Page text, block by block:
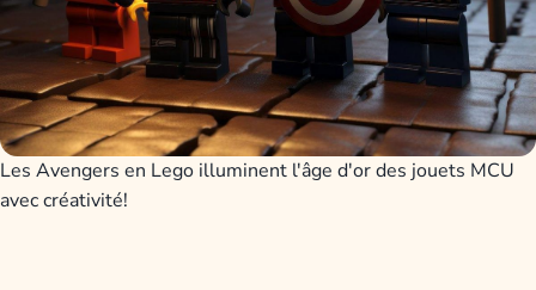
Les Avengers en Lego illuminent l'âge d'or des jouets MCU
avec créativité!